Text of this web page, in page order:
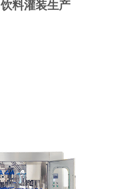
饮料灌装生产